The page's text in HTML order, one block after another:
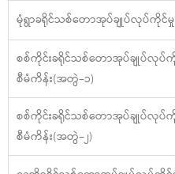
မုံရွာခရိုင်သစ်တောအုပ်ချုပ်လုပ်ကိုင်
စစ်ကိုင်းခရိုင်သစ်တောအုပ်ချုပ်လုပ်
စီမံကိန်း(အတွဲ−၁)
စစ်ကိုင်းခရိုင်သစ်တောအုပ်ချုပ်လုပ်
စီမံကိန်း(အတွဲ−၂)